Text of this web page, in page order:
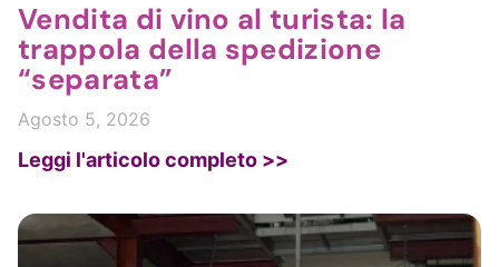
Vendita di vino al turista: la
trappola della spedizione
“separata”
Agosto 5, 2026
Leggi l'articolo completo >>